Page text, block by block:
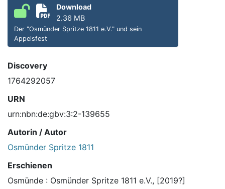
Download
2.36 MB
Der "Osmünder Spritze 1811 e.V." und sein
Appelsfest
Discovery
1764292057
URN
urn:nbn:de:gbv:3:2-139655
Autorin / Autor
Osmünder Spritze 1811
Erschienen
Osmünde : Osmünder Spritze 1811 e.V., [2019?]